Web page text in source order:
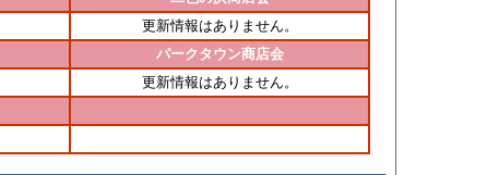
更新情報はありません。
パークタウン商店会
更新情報はありません。